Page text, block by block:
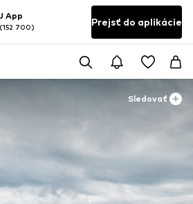
App
(152 700) Prejsť do aplikácie
Sledovať